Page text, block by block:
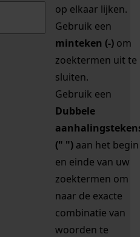
op elkaar lijken.
Gebruik een
minteken (-) om
zoektermen uit te
sluiten.
Gebruik een
Dubbele
(" ") aan het begin
en einde van uw
zoektermen om
naar de exacte
combinatie van
woorden te